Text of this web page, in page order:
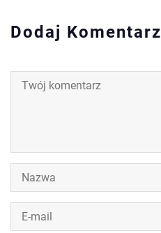
Dodaj Komentarz